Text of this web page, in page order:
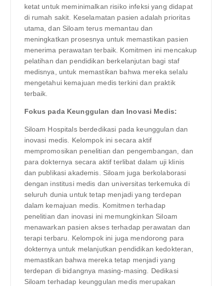
ketat untuk meminimalkan risiko infeksi yang didapat
di rumah sakit. Keselamatan pasien adalah prioritas
utama, dan Siloam terus memantau dan
meningkatkan prosesnya untuk memastikan pasien
menerima perawatan terbaik. Komitmen ini mencakup
pelatihan dan pendidikan berkelanjutan bagi staf
medisnya, untuk memastikan bahwa mereka selalu
mengetahui kemajuan medis terkini dan praktik
terbaik.
Fokus pada Keunggulan dan Inovasi Medis:
Siloam Hospitals berdedikasi pada keunggulan dan
inovasi medis. Kelompok ini secara aktif
mempromosikan penelitian dan pengembangan, dan
para dokternya secara aktif terlibat dalam uji klinis
dan publikasi akademis. Siloam juga berkolaborasi
dengan institusi medis dan universitas terkemuka di
seluruh dunia untuk tetap menjadi yang terdepan
dalam kemajuan medis. Komitmen terhadap
penelitian dan inovasi ini memungkinkan Siloam
menawarkan pasien akses terhadap perawatan dan
terapi terbaru. Kelompok ini juga mendorong para
dokternya untuk melanjutkan pendidikan kedokteran,
memastikan bahwa mereka tetap menjadi yang
terdepan di bidangnya masing-masing. Dedikasi
Siloam terhadap keunggulan medis merupakan